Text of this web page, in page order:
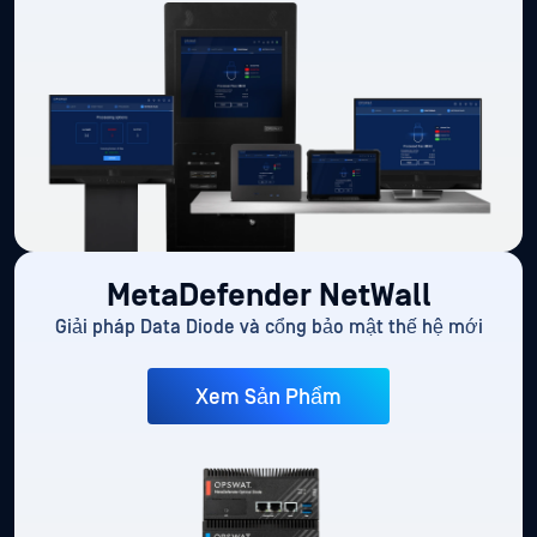
MetaDefender NetWall
Giải pháp Data Diode và cổng bảo mật thế hệ mới
Xem Sản Phẩm